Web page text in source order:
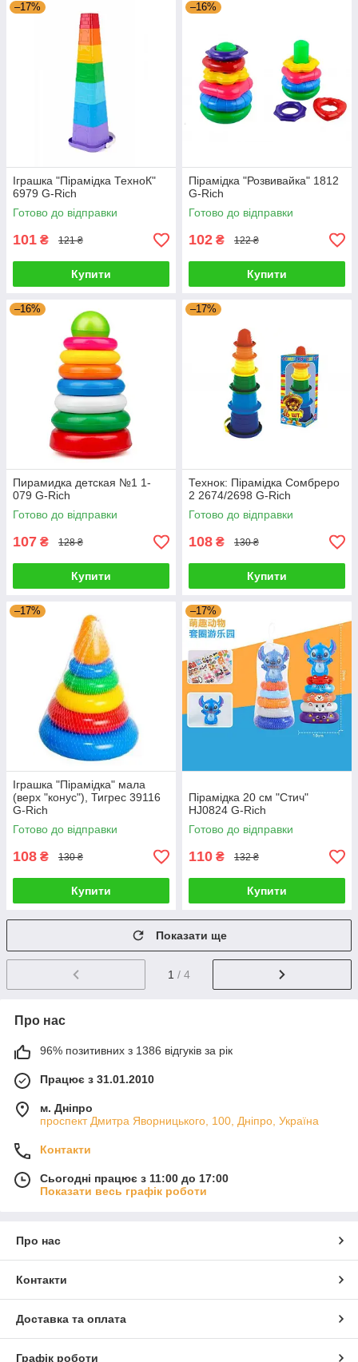
–17%
Іграшка "Пірамідка ТехноК"
6979 G-Rich
Готово до відправки
101 ₴ 121 ₴
Купити
–16%
Пірамідка "Розвивайка" 1812
G-Rich
Готово до відправки
102 ₴ 122 ₴
Купити
–16%
Пирамидка детская №1 1-
079 G-Rich
Готово до відправки
107 ₴ 128 ₴
Купити
–17%
Технок: Пірамідка Сомбреро
2 2674/2698 G-Rich
Готово до відправки
108 ₴ 130 ₴
Купити
–17%
Іграшка "Пірамідка" мала
(верх "конус"), Тигрес 39116
G-Rich
Готово до відправки
108 ₴ 130 ₴
Купити
–17%
Пірамідка 20 см "Стич"
HJ0824 G-Rich
Готово до відправки
110 ₴ 132 ₴
Купити
Показати ще
1 / 4
Про нас
96% позитивних з 1386 відгуків за рік
Працює з 31.01.2010
м. Дніпро
проспект Дмитра Яворницького, 100, Дніпро, Україна
Контакти
Сьогодні працює з 11:00 до 17:00
Показати весь графік роботи
Про нас
Контакти
Доставка та оплата
Графік роботи